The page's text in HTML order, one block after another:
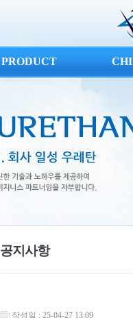
PRODUCT
공지사항
작성일 : 25-04-27 13:09